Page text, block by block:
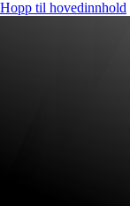
Hopp til hovedinnhold